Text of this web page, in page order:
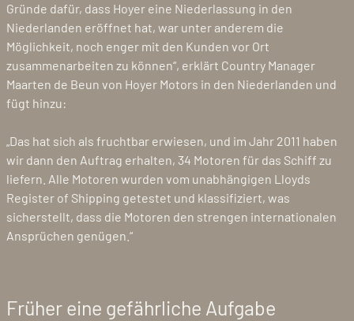
Gründe dafür, dass Hoyer eine Niederlassung in den
Niederlanden eröffnet hat, war unter anderem die
Möglichkeit, noch enger mit den Kunden vor Ort
zusammenarbeiten zu können“, erklärt Country Manager
Maarten de Beun von Hoyer Motors in den Niederlanden und
fügt hinzu:
„Das hat sich als fruchtbar erwiesen, und im Jahr 2011 haben
wir dann den Auftrag erhalten, 34 Motoren für das Schiff zu
liefern. Alle Motoren wurden vom unabhängigen Lloyds
Register of Shipping getestet und klassifiziert, was
sicherstellt, dass die Motoren den strengen internationalen
Ansprüchen genügen.“
Früher eine gefährliche Aufgabe